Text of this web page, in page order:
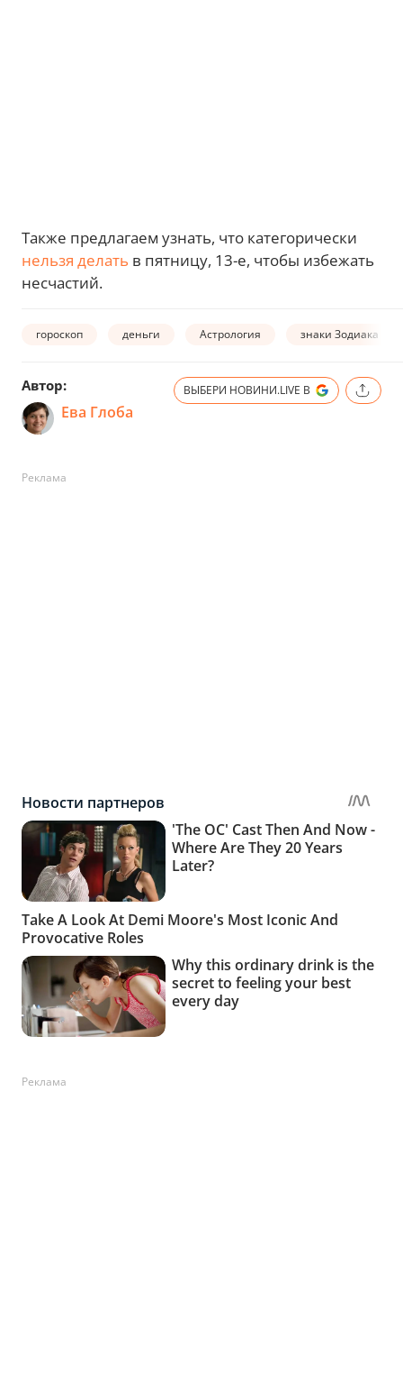
Также предлагаем узнать, что категорически
нельзя делать в пятницу, 13-е, чтобы избежать
несчастий.
гороскоп деньги Астрология знаки Зодиака
Автор:
Ева Глоба
ВЫБЕРИ НОВИНИ.LIVE В
Реклама
Реклама